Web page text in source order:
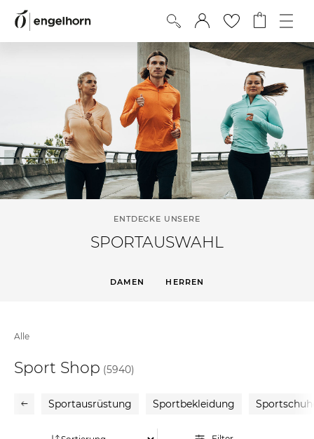
ENTDECKE UNSERE
SPORTAUSWAHL
DAMEN HERREN
Alle
Sport Shop (5940)
Sportausrüstung Sportbekleidung